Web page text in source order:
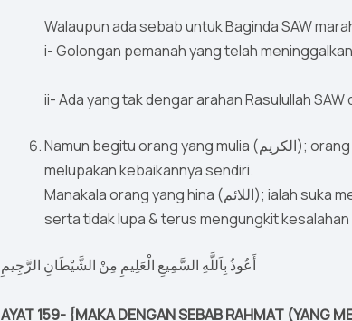
Walaupun ada sebab untuk Baginda SAW
i- Golongan pemanah yang telah
ii- Ada yang tak dengar arahan Rasulullah
Namun begitu orang yang mulia (الكريم); orang yang mudah melupakan kesalahan orang & memaafkannya serta
melupakan kebaikannya sendiri.
Manakala orang yang hina (اللائم); ialah suka mengungkit kebaikannnya sendiri & melupakan kesalahannya sendiri
serta tidak lupa & terus mengungkit
أَعُوذُ بِاَللَّهِ السَّمِيعِ الْعَلِيمِ مِنْ الشَّيْطَانِ الرَّجِيمِ
AYAT 159- {MAKA DENGAN SEBAB RAHMAT (YANG